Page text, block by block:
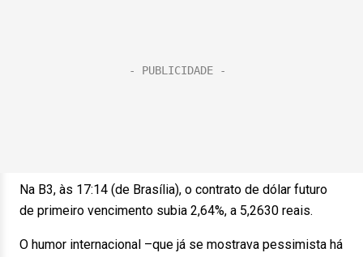
Na B3, às 17:14 (de Brasília), o contrato de dólar futuro
de primeiro vencimento subia 2,64%, a 5,2630 reais.
O humor internacional –que já se mostrava pessimista há